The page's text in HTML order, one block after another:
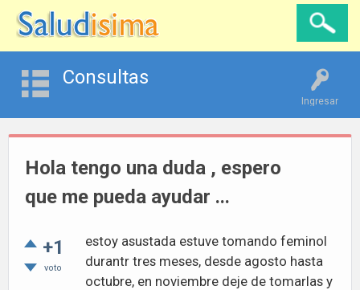
Ingresar
Consultas
Hola tengo una duda , espero
que me pueda ayudar ...
+1
voto
estoy asustada estuve tomando feminol
durantr tres meses, desde agosto hasta
octubre, en noviembre deje de tomarlas y